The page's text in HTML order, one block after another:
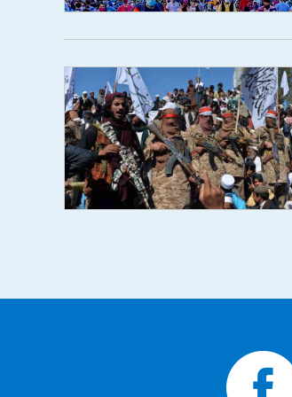
leurs ancêtres. Il
« un
Hélas,
pas
https://